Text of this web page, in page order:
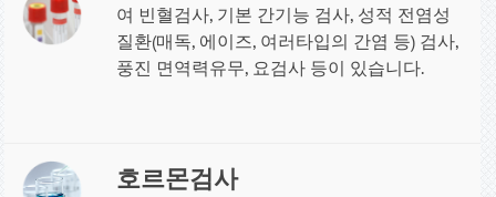
여 빈혈검사, 기본 간기능 검사, 성적 전염성
질환(매독, 에이즈, 여러타입의 간염 등) 검사,
풍진 면역력유무, 요검사 등이 있습니다.
호르몬검사